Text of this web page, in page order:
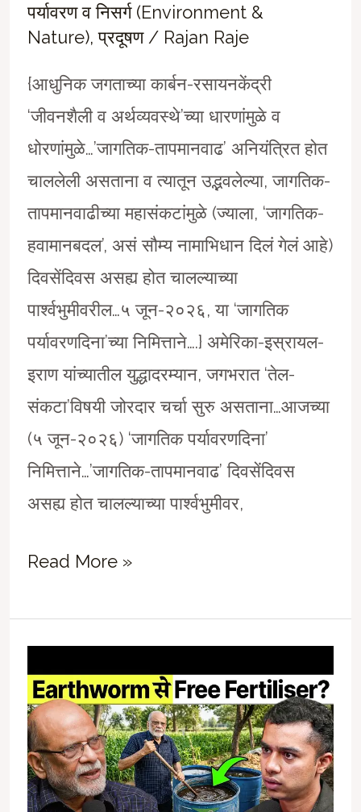
पर्यावरण व निसर्ग (Environment &
Nature),प्रदूषण/ Rajan Raje
{आधुनिक जगताच्या कार्बन-रसायनकेंद्री
‘जीवनशैली व अर्थव्यवस्थे’च्या धारणांमुळे व
धोरणांमुळे…’जागतिक-तापमानवाढ’ अनियंत्रित होत
चाललेली असताना व त्यातून उद्भवलेल्या, जागतिक-
तापमानवाढीच्या महासंकटांमुळे (ज्याला, ‘जागतिक-
हवामानबदल’, असं सौम्य नामाभिधान दिलं गेलं आहे)
दिवसेंदिवस असह्य होत चालल्याच्या
पार्श्वभुमीवरील…५ जून-२०२६, या ‘जागतिक
पर्यावरणदिना’च्या निमित्ताने….} अमेरिका-इस्रायल-
इराण यांच्यातील युद्धादरम्यान, जगभरात ‘तेल-
संकटा’विषयी जोरदार चर्चा सुरु असताना…आजच्या
(५ जून-२०२६) ‘जागतिक पर्यावरणदिना’
निमित्ताने…’जागतिक-तापमानवाढ’ दिवसेंदिवस
असह्य होत चालल्याच्या पार्श्वभुमीवर,
“संकट
नव्हे…
हेच
संकट!”
Read More »